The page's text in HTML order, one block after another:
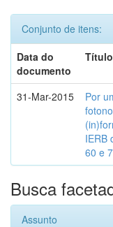
Conjunto de itens:
Data do
documento
Título
31-Mar-2015
Por
IERB
60 e
Busca
Assunto